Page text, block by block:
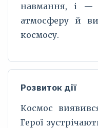
навмання, і —
атмосферу й
космосу.
Розвиток дії
Космос
Герої